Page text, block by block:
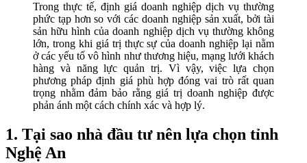
Trong thực tế, định giá doanh nghiệp dịch vụ thường
phức tạp hơn so với các doanh nghiệp sản xuất, bởi tài
sản hữu hình của doanh nghiệp dịch vụ thường không
lớn, trong khi giá trị thực sự của doanh nghiệp lại nằm
ở các yếu tố vô hình như thương hiệu, mạng lưới khách
hàng và năng lực quản trị. Vì vậy, việc lựa chọn
phương pháp định giá phù hợp đóng vai trò rất quan
trọng nhằm đảm bảo rằng giá trị doanh nghiệp được
phản ánh một cách chính xác và hợp lý.
1. Tại sao nhà đầu tư nên lựa chọn tỉnh
Nghệ An